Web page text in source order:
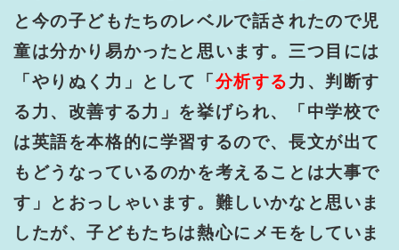
と今の子どもたちのレベルで話されたので児
童は分かり易かったと思います。三つ目には
「やりぬく力」として「 分析する力、判断す
る力、改善する力」を挙げられ、「中学校で
は英語を本格的に学習するので、長文が出て
もどうなっているのかを考えることは大事で
す」とおっしゃいます。難しいかなと思いま
したが、子どもたちは熱心にメモをしていま